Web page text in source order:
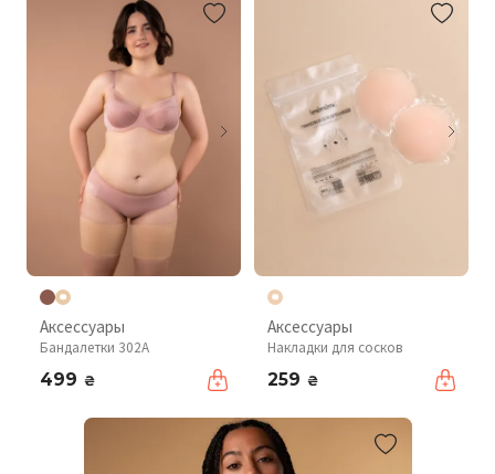
Аксессуары
Бандалетки 302A
499 ₴
Аксессуары
Накладки для сосков
259 ₴